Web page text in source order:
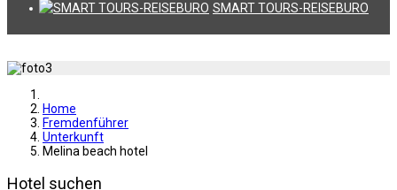
SMART TOURS-REISEBURO
Home
Fremdenführer
Unterkunft
Melina beach hotel
Hotel suchen